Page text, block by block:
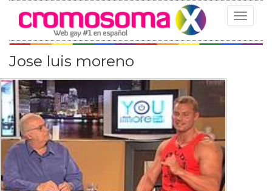
Toggle
Jose luis moreno